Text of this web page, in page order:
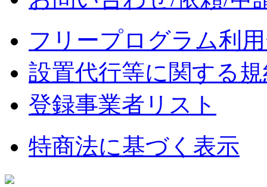
フリープログラム利
設置代行等に関する
登録事業者リスト
特商法に基づく表示